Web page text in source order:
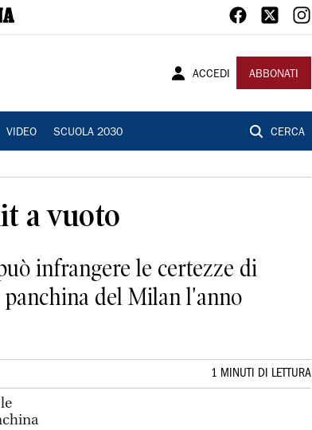
ACCEDI ABBONATI
VIDEO SCUOLA 2030 CERCA
a vuoto
infrangere le certezze di
del Milan l'anno
1 MINUTI DI LETTURA